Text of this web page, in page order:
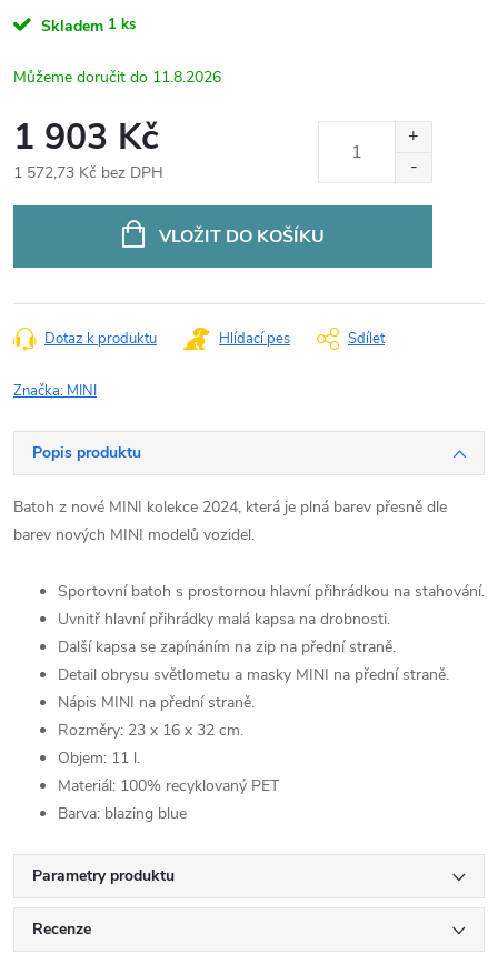
Skladem 1 ks
11.8.2026
1 903 Kč
1 572,73 Kč bez DPH
VLOŽIT DO KOŠÍKU
Dotaz k produktu Hlídací pes Sdílet
Značka: MINI
Popis produktu
Batoh z nové MINI kolekce 2024, která je plná barev přesně dle
barev nových MINI modelů vozidel.
Sportovní batoh s prostornou hlavní přihrádkou na stahování.
Uvnitř hlavní přihrádky malá kapsa na drobnosti.
Další kapsa se zapínáním na zip na přední straně.
Detail obrysu světlometu a masky MINI na přední straně.
Nápis MINI na přední straně.
Rozměry: 23 x 16 x 32 cm.
Objem: 11 l.
Materiál: 100% recyklovaný PET
Barva: blazing blue
Parametry produktu
Recenze